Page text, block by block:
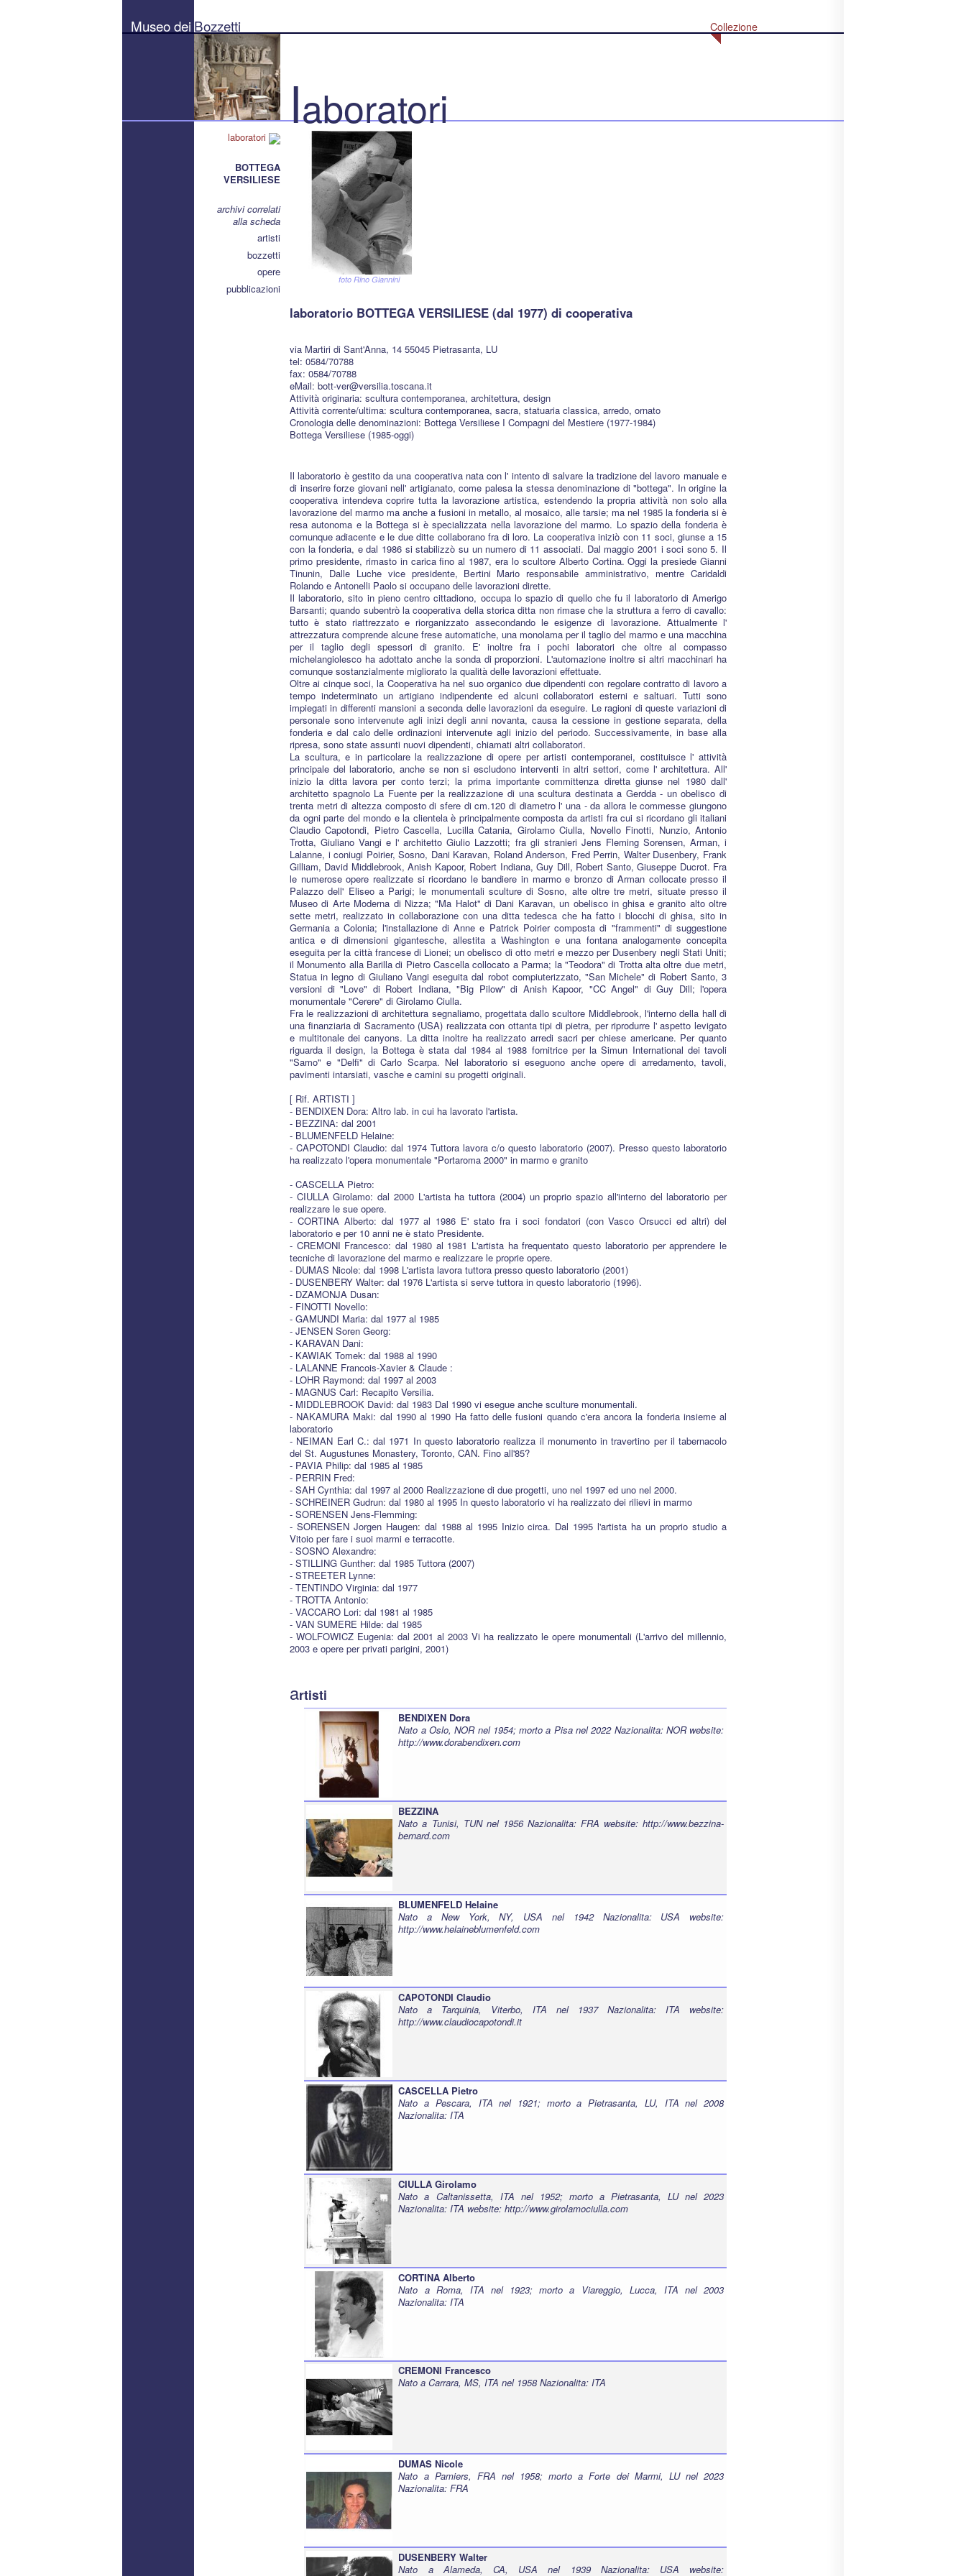
Museo dei Bozzetti
laboratori
BOTTEGA
VERSILIESE
archivi correlati
alla scheda
artisti
bozzetti
opere
pubblicazioni
Collezione
laboratori
foto Rino Giannini
laboratorio BOTTEGA VERSILIESE (dal 1977) di cooperativa
via Martiri di Sant'Anna, 14 55045 Pietrasanta, LU
tel: 0584/70788
fax: 0584/70788
eMail: bott-ver@versilia.toscana.it
Attività originaria: scultura contemporanea, architettura, design
Attività corrente/ultima: scultura contemporanea, sacra, statuaria classica, arredo, ornato
Cronologia delle denominazioni: Bottega Versiliese I Compagni del Mestiere (1977-1984)
Bottega Versiliese (1985-oggi)
Il laboratorio è gestito da una cooperativa nata con l' intento di salvare la tradizione del lavoro manuale e
di inserire forze giovani nell' artigianato, come palesa la stessa denominazione di "bottega". In origine la
cooperativa intendeva coprire tutta la lavorazione artistica, estendendo la propria attività non solo alla
lavorazione del marmo ma anche a fusioni in metallo, al mosaico, alle tarsie; ma nel 1985 la fonderia si è
resa autonoma e la Bottega si è specializzata nella lavorazione del marmo. Lo spazio della fonderia è
comunque adiacente e le due ditte collaborano fra di loro. La cooperativa iniziò con 11 soci, giunse a 15
con la fonderia, e dal 1986 si stabilizzò su un numero di 11 associati. Dal maggio 2001 i soci sono 5. Il
primo presidente, rimasto in carica fino al 1987, era lo scultore Alberto Cortina. Oggi la presiede Gianni
Tinunin, Dalle Luche vice presidente, Bertini Mario responsabile amministrativo, mentre Caridaldi
Rolando e Antonelli Paolo si occupano delle lavorazioni dirette.
Il laboratorio, sito in pieno centro cittadiono, occupa lo spazio di quello che fu il laboratorio di Amerigo
Barsanti; quando subentrò la cooperativa della storica ditta non rimase che la struttura a ferro di cavallo:
tutto è stato riattrezzato e riorganizzato assecondando le esigenze di lavorazione. Attualmente l'
attrezzatura comprende alcune frese automatiche, una monolama per il taglio del marmo e una macchina
per il taglio degli spessori di granito. E' inoltre fra i pochi laboratori che oltre al compasso
michelangiolesco ha adottato anche la sonda di proporzioni. L'automazione inoltre si altri macchinari ha
comunque sostanzialmente migliorato la qualità delle lavorazioni effettuate.
Oltre ai cinque soci, la Cooperativa ha nel suo organico due dipendenti con regolare contratto di lavoro a
tempo indeterminato un artigiano indipendente ed alcuni collaboratori esterni e saltuari. Tutti sono
impiegati in differenti mansioni a seconda delle lavorazioni da eseguire. Le ragioni di queste variazioni di
personale sono intervenute agli inizi degli anni novanta, causa la cessione in gestione separata, della
fonderia e dal calo delle ordinazioni intervenute agli inizio del periodo. Successivamente, in base alla
ripresa, sono state assunti nuovi dipendenti, chiamati altri collaboratori.
La scultura, e in particolare la realizzazione di opere per artisti contemporanei, costituisce l' attività
principale del laboratorio, anche se non si escludono interventi in altri settori, come l' architettura. All'
inizio la ditta lavora per conto terzi; la prima importante committenza diretta giunse nel 1980 dall'
architetto spagnolo La Fuente per la realizzazione di una scultura destinata a Gerdda - un obelisco di
trenta metri di altezza composto di sfere di cm.120 di diametro l' una - da allora le commesse giungono
da ogni parte del mondo e la clientela è principalmente composta da artisti fra cui si ricordano gli italiani
Claudio Capotondi, Pietro Cascella, Lucilla Catania, Girolamo Ciulla, Novello Finotti, Nunzio, Antonio
Trotta, Giuliano Vangi e l' architetto Giulio Lazzotti; fra gli stranieri Jens Fleming Sorensen, Arman, i
Lalanne, i coniugi Poirier, Sosno, Dani Karavan, Roland Anderson, Fred Perrin, Walter Dusenbery, Frank
Gilliam, David Middlebrook, Anish Kapoor, Robert Indiana, Guy Dill, Robert Santo, Giuseppe Ducrot. Fra
le numerose opere realizzate si ricordano le bandiere in marmo e bronzo di Arman collocate presso il
Palazzo dell' Eliseo a Parigi; le monumentali sculture di Sosno, alte oltre tre metri, situate presso il
Museo di Arte Moderna di Nizza; "Ma Halot" di Dani Karavan, un obelisco in ghisa e granito alto oltre
sette metri, realizzato in collaborazione con una ditta tedesca che ha fatto i blocchi di ghisa, sito in
Germania a Colonia; l'installazione di Anne e Patrick Poirier composta di "frammenti" di suggestione
antica e di dimensioni gigantesche, allestita a Washington e una fontana analogamente concepita
eseguita per la città francese di Lionei; un obelisco di otto metri e mezzo per Dusenbery negli Stati Uniti;
il Monumento alla Barilla di Pietro Cascella collocato a Parma; la "Teodora" di Trotta alta oltre due metri,
Statua in legno di Giuliano Vangi eseguita dal robot compiuterizzato, "San Michele" di Robert Santo, 3
versioni di "Love" di Robert Indiana, "Big Pilow" di Anish Kapoor, "CC Angel" di Guy Dill; l'opera
monumentale "Cerere" di Girolamo Ciulla.
Fra le realizzazioni di architettura segnaliamo, progettata dallo scultore Middlebrook, l'interno della hall di
una finanziaria di Sacramento (USA) realizzata con ottanta tipi di pietra, per riprodurre l' aspetto levigato
e multitonale dei canyons. La ditta inoltre ha realizzato arredi sacri per chiese americane. Per quanto
riguarda il design, la Bottega è stata dal 1984 al 1988 fornitrice per la Simun International dei tavoli
"Samo" e "Delfi" di Carlo Scarpa. Nel laboratorio si eseguono anche opere di arredamento, tavoli,
pavimenti intarsiati, vasche e camini su progetti originali.
[ Rif. ARTISTI ]
- BENDIXEN Dora: Altro lab. in cui ha lavorato l'artista.
- BEZZINA: dal 2001
- BLUMENFELD Helaine:
- CAPOTONDI Claudio: dal 1974 Tuttora lavora c/o questo laboratorio (2007). Presso questo laboratorio
ha realizzato l'opera monumentale "Portaroma 2000" in marmo e granito
- CASCELLA Pietro:
- CIULLA Girolamo: dal 2000 L'artista ha tuttora (2004) un proprio spazio all'interno del laboratorio per
realizzare le sue opere.
- CORTINA Alberto: dal 1977 al 1986 E' stato fra i soci fondatori (con Vasco Orsucci ed altri) del
laboratorio e per 10 anni ne è stato Presidente.
- CREMONI Francesco: dal 1980 al 1981 L'artista ha frequentato questo laboratorio per apprendere le
tecniche di lavorazione del marmo e realizzare le proprie opere.
- DUMAS Nicole: dal 1998 L'artista lavora tuttora presso questo laboratorio (2001)
- DUSENBERY Walter: dal 1976 L'artista si serve tuttora in questo laboratorio (1996).
- DZAMONJA Dusan:
- FINOTTI Novello:
- GAMUNDI Maria: dal 1977 al 1985
- JENSEN Soren Georg:
- KARAVAN Dani:
- KAWIAK Tomek: dal 1988 al 1990
- LALANNE Francois-Xavier & Claude :
- LOHR Raymond: dal 1997 al 2003
- MAGNUS Carl: Recapito Versilia.
- MIDDLEBROOK David: dal 1983 Dal 1990 vi esegue anche sculture monumentali.
- NAKAMURA Maki: dal 1990 al 1990 Ha fatto delle fusioni quando c'era ancora la fonderia insieme al
laboratorio
- NEIMAN Earl C.: dal 1971 In questo laboratorio realizza il monumento in travertino per il tabernacolo
del St. Augustunes Monastery, Toronto, CAN. Fino all'85?
- PAVIA Philip: dal 1985 al 1985
- PERRIN Fred:
- SAH Cynthia: dal 1997 al 2000 Realizzazione di due progetti, uno nel 1997 ed uno nel 2000.
- SCHREINER Gudrun: dal 1980 al 1995 In questo laboratorio vi ha realizzato dei rilievi in marmo
- SORENSEN Jens-Flemming:
- SORENSEN Jorgen Haugen: dal 1988 al 1995 Inizio circa. Dal 1995 l'artista ha un proprio studio a
Vitoio per fare i suoi marmi e terracotte.
- SOSNO Alexandre:
- STILLING Gunther: dal 1985 Tuttora (2007)
- STREETER Lynne:
- TENTINDO Virginia: dal 1977
- TROTTA Antonio:
- VACCARO Lori: dal 1981 al 1985
- VAN SUMERE Hilde: dal 1985
- WOLFOWICZ Eugenia: dal 2001 al 2003 Vi ha realizzato le opere monumentali (L'arrivo del millennio,
2003 e opere per privati parigini, 2001)
artisti
BENDIXEN Dora
Nato a Oslo, NOR nel 1954; morto a Pisa nel 2022 Nazionalita: NOR website:
http://www.dorabendixen.com
BEZZINA
Nato a Tunisi, TUN nel 1956 Nazionalita: FRA website:http://www.bezzina-
bernard.com
BLUMENFELD Helaine
Nato a New York, NY, USA nel 1942 Nazionalita: USA website:
http://www.helaineblumenfeld.com
CAPOTONDI Claudio
Nato a Tarquinia, Viterbo, ITA nel 1937 Nazionalita: ITA website:
http://www.claudiocapotondi.it
CASCELLA Pietro
Nato a Pescara, ITA nel 1921; morto a Pietrasanta, LU, ITA nel 2008
Nazionalita: ITA
CIULLA Girolamo
Nato a Caltanissetta, ITA nel 1952; morto a Pietrasanta, LU nel 2023
Nazionalita: ITA website:http://www.girolamociulla.com
CORTINA Alberto
Nato a Roma, ITA nel 1923; morto a Viareggio, Lucca, ITA nel 2003
Nazionalita: ITA
CREMONI Francesco
Nato a Carrara, MS, ITA nel 1958 Nazionalita: ITA
DUMAS Nicole
Nato a Pamiers, FRA nel 1958; morto a Forte dei Marmi, LU nel 2023
Nazionalita: FRA
DUSENBERY Walter
Nato a Alameda, CA, USA nel 1939 Nazionalita: USA website: